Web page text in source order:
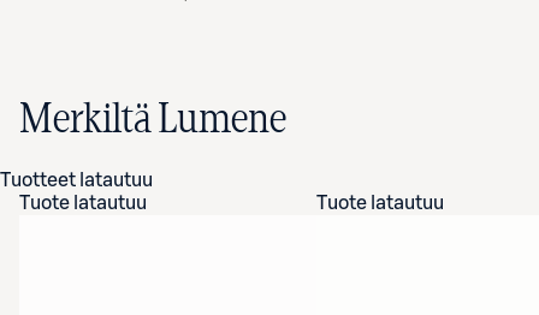
Merkiltä Lumene
Tuotteet latautuu
Tuote latautuu
Tuote latautuu